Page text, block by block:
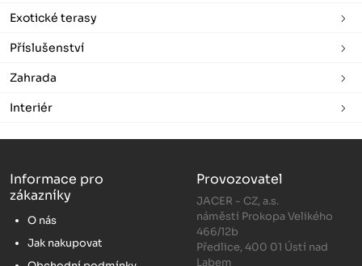
Exotické terasy
Příslušenství
Zahrada
Interiér
Informace pro
zákazníky
O nás
Jak nakupovat
Provozovatel
JACER - CZ, a.s.
náměstí Prokopa Velikého
466/12b
Předlice, 400 01 Ústí nad
Labem